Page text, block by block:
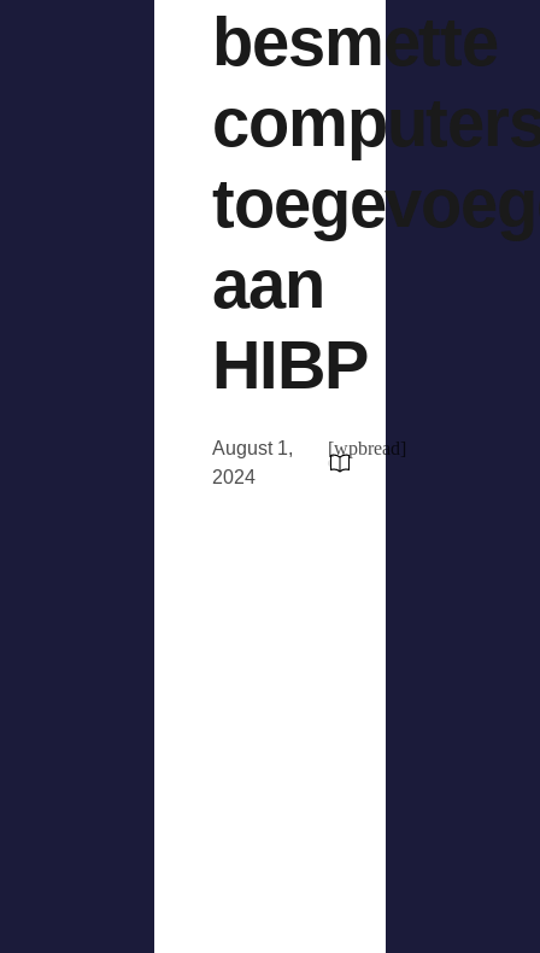
besmette
aan
HIBP
August 1,
2024
[wpbread]